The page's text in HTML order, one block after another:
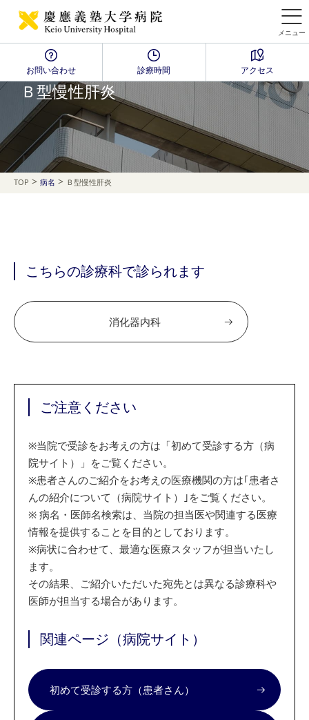
メニュー
お問い合わせ 診療時間 アクセス
Disease Name Search
Ｂ型慢性肝炎
TOP > 病名 > Ｂ型慢性肝炎
こちらの診療科で診られます
消化器内科
ご注意ください
※当院で受診をお考えの方は「初めて受診する方（病
院サイト）」をご覧ください。
※患者さんのご紹介をお考えの医療機関の方は｢患者さ
んの紹介について（病院サイト）｣をご覧ください。
※ 病名・医師名検索は、当院の担当医や関連する医療
情報を提供することを目的としております。
※病状に合わせて、最適な医療スタッフが担当いたし
ます。
その結果、ご紹介いただいた宛先とは異なる診療科や
医師が担当する場合があります。
関連ページ（病院サイト）
初めて受診する方（患者さん）